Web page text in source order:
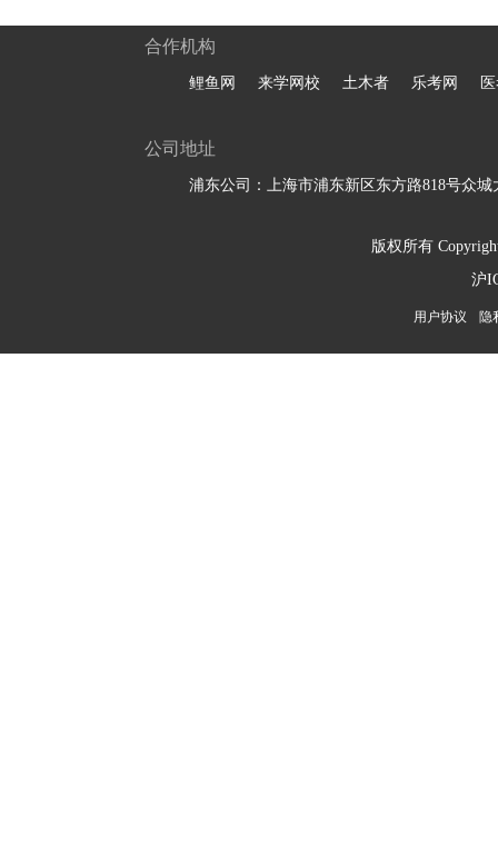
合作机构
鲤鱼网 来学网校 土木者 乐考网
公司地址
浦东公司：上海市浦东新区东方路818号众城
版权所有
沪
用户协议 隐